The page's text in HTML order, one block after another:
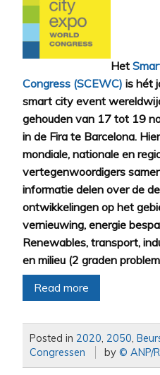
Het
Congress (SCEWC) is hét
smart city event
gehouden van 17 tot 19
in de Fira te Barcelona.
mondiale, nationale en
vertegenwoordigers
informatie delen over de
ontwikkelingen op het
vernieuwing, energie
Renewables, transport,
en milieu (2 graden
Read more
Posted in2020,2050,
Congressen
by © ANP/